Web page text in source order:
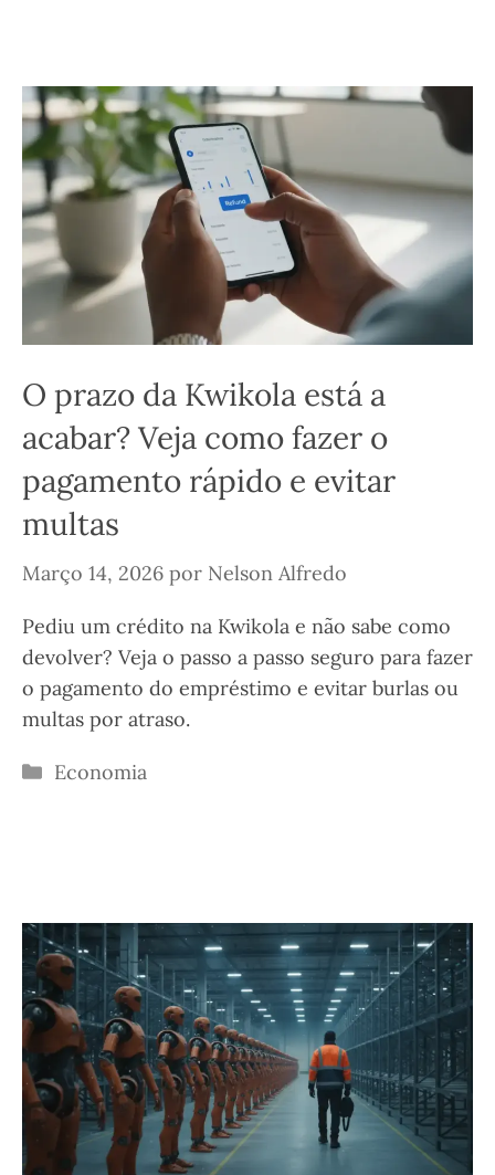
O prazo da Kwikola está a
acabar? Veja como fazer o
pagamento rápido e evitar
multas
Março 14, 2026 por Nelson Alfredo
Pediu um crédito na Kwikola e não sabe como
devolver? Veja o passo a passo seguro para fazer
o pagamento do empréstimo e evitar burlas ou
multas por atraso.
Categorias
Economia